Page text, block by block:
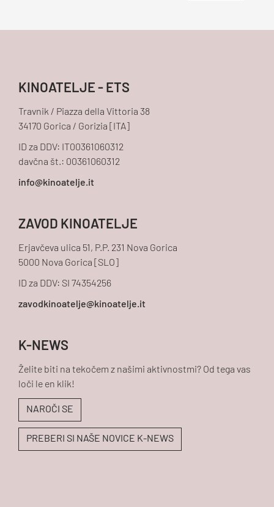
KINOATELJE - ETS
Travnik / Piazza della Vittoria 38
34170 Gorica / Gorizia [ITA]
ID za DDV: IT00361060312
davčna št.: 00361060312
ZAVOD KINOATELJE
Erjavčeva ulica 51, P.P. 231 Nova Gorica
5000 Nova Gorica [SLO]
ID za DDV: SI 74354256
K-NEWS
Želite biti na tekočem z našimi aktivnostmi? Od tega vas
loči le en klik!
NAROČI SE
PREBERI SI NAŠE NOVICE K-NEWS